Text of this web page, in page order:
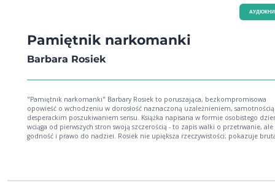
Pamiętnik narkomanki
Barbara Rosiek
"Pamiętnik narkomanki" Barbary Rosiek to poruszająca, bezkompromisowa
opowieść o wchodzeniu w dorosłość naznaczoną uzależnieniem,
desperackim poszukiwaniem sensu. Książka napisana w formie osobistego
wciąga od pierwszych stron swoją szczerością - to zapis walki o przetrwanie, ale
godność i prawo do nadziei. Rosiek nie upiększa rzeczywistości; pokazuje
twórczość oparła na autentycznych doświadczeniach. Jej książki - w tym